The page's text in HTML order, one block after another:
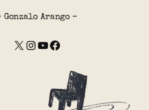
Gonzalo Arango ~
X Instagram YouTube Facebook